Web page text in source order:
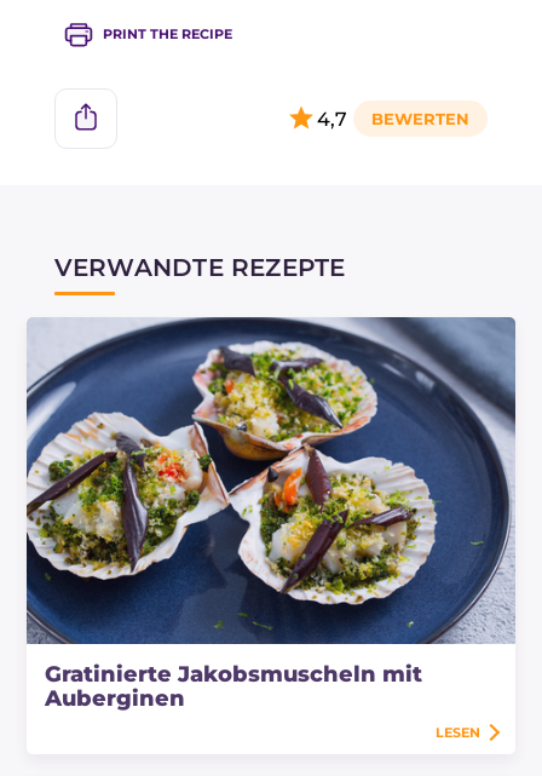
PRINT THE RECIPE
4,7
VERWANDTE REZEPTE
Gratinierte Jakobsmuscheln mit
Auberginen
LESEN